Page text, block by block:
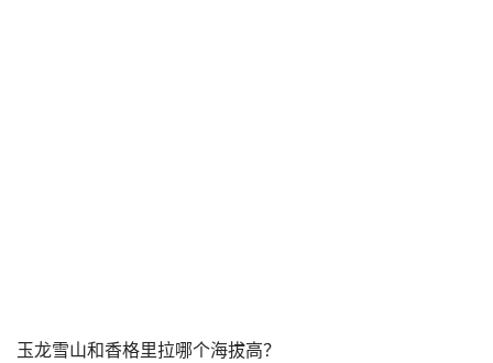
玉龙雪山和香格里拉哪个海拔高？